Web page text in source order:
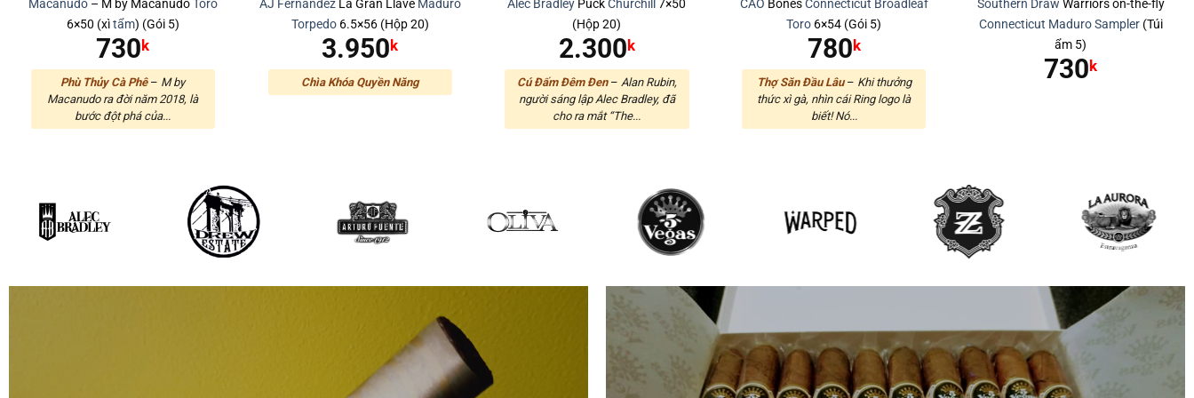
Macanudo– M by Macanudo Toro
6×50 (xìtẩm) (Gói 5)
730 k
Phù Thủy Cà Phê– M by
Macanudo ra đời năm 2018, là
bước đột phá của...
AJ FernandezLa Gran Llave Maduro
Torpedo6.5×56 (Hộp 20)
3.950 k
Chìa Khóa Quyền Năng
Alec Bradley PuckChurchill
7×50
(Hộp 20)
2.300 k
Cú Đấm Đêm Đen– Alan Rubin,
người sáng lập Alec Bradley, đã
cho ra mắt “The...
CAO BonesConnecticut Broadleaf
Toro 6×54 (Gói 5)
780 k
Thợ Săn Đầu Lâu– Khi thưởng
thức xì gà, nhìn cái Ring logo là
biết! Nó...
Southern Draw Warriors on-the-fly
Connecticut MaduroSampler(Túi
ẩm 5)
730 k